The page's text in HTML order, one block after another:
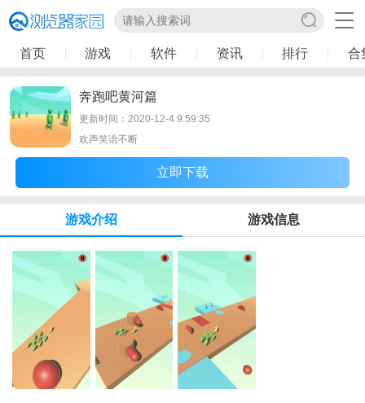
首页 游戏 软件 资讯 排行 合
奔跑吧黄河篇
更新时间：2020-12-4 9:59:35
欢声笑语不断
立即下载
游戏介绍 游戏信息